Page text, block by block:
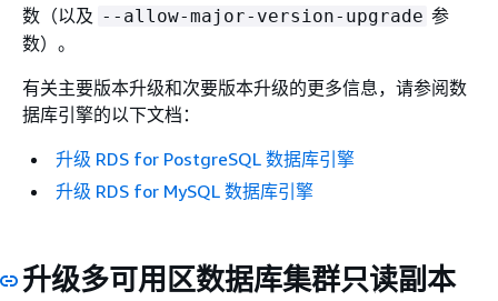
数（以及 --allow-major-version-upgrade 参
数）。
有关主要版本升级和次要版本升级的更多信息，请参阅数
据库引擎的以下文档：
升级 RDS for PostgreSQL 数据库引擎
升级 RDS for MySQL 数据库引擎
升级多可用区数据库集群只读副本